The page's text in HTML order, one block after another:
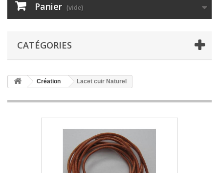
Panier (vide)
CATÉGORIES
Création Lacet cuir Naturel